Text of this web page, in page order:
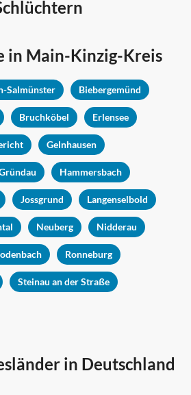
in Main-Kinzig-Kreis
Salmünster Biebergemünd
Bruchköbel Erlensee
Gelnhausen
Hammersbach
Jossgrund Langenselbold
Neuberg Nidderau
Ronneburg
Steinau an der Straße
in Deutschland